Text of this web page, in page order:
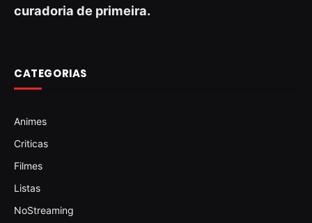
curadoria de primeira.
CATEGORIAS
Animes
Criticas
Filmes
Listas
NoStreaming